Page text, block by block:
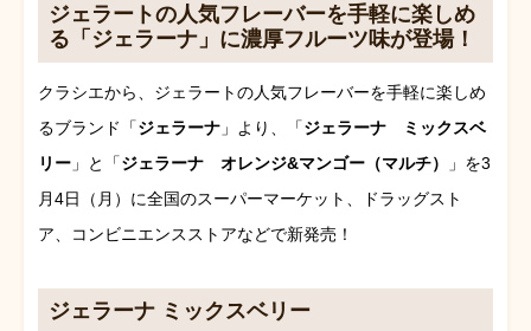
ジェラートの人気フレーバーを手軽に楽しめ
る「ジェラーナ」に濃厚フルーツ味が登場！
クラシエから、ジェラートの人気フレーバーを手軽に楽しめ
るブランド「ジェラーナ 」より、「ジェラーナ ミックスベ
リー 」と「ジェラーナ オレンジ&マンゴー（マルチ）
」を3
月4日（月）に全国のスーパーマーケット、ドラッグスト
ア、コンビニエンスストアなどで新発売！
ジェラーナ ミックスベリー